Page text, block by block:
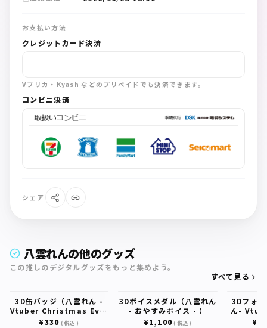
お支払い方法
クレジットカード決済
Vプリカ・Kyash などのプリペイドでも決済できます。
コンビニ決済
シェア
八雲れんの他のグッズ
この推しのデジタルグッズをもっと集めよう。
すべて見る
3D缶バッジ（八雲れん -
Vtuber Christmas Eve³
- ）
¥330 (税込)
3Dボイスメダル（八雲れん
- おやすみボイス - ）
¥1,100(税込)
3Dフォ
ん-